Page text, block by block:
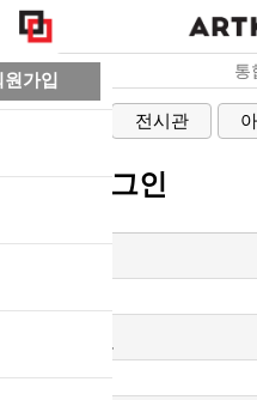
원가입
전시관
회원로그인
비밀번호